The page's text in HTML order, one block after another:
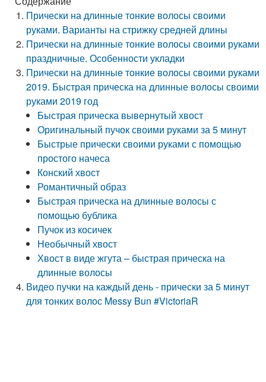
Прически на длинные тонкие волосы своими
руками. Варианты на стрижку средней длины
Прически на длинные тонкие волосы своими руками
праздничные. Особенности укладки
Прически на длинные тонкие волосы своими руками
2019. Быстрая прическа на длинные волосы своими
руками 2019 год
Быстрая прическа вывернутый хвост
Оригинальный пучок своими руками за 5 минут
Быстрые прически своими руками с помощью
простого начеса
Конский хвост
Романтичный образ
Быстрая прическа на длинные волосы с
помощью бублика
Пучок из косичек
Необычный хвост
Хвост в виде жгута – быстрая прическа на
длинные волосы
Видео пучки на каждый день - прически за 5 минут
для тонких волос Messy Bun #VictoriaR